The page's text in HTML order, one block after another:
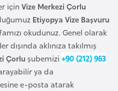
içinVize Merkezi Çorlu
Etiyopya Vize Başvuru
okudunuz. Genel olarak
aklınıza takılmış
Çorlu şubemizi +90 (212) 963
ya da
e-posta atarak